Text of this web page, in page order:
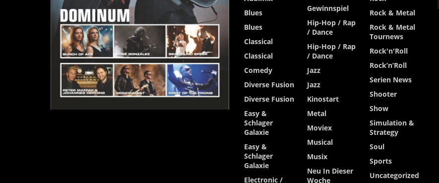
Blues
Blues
Classical
Classical
Comedy
Diverse Fusion
Diverse Fusion
Easy &
Schlager
Galaxie
Easy &
Schlager
Galaxie
Electronic /
Gewinnspiel
Hip-Hop / Rap
/ Dance
Hip-Hop / Rap
/ Dance
Jazz
Jazz
Kinostart
Metal
Moviex
Musical
Musix
Neu In Dieser
Woche
Rock & Metal
Rock & Metal
Tournews
Rock'n'Roll
Rock’n’Roll
Serien News
Shooter
Show
Simulation &
Strategy
Soul
Sports
Uncategorized